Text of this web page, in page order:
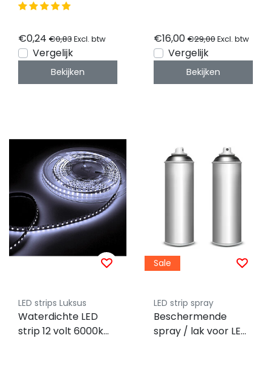
€0,24 €0,83Excl. btw
Vergelijk
Bekijken
Led/m IP65 5M Rol
€16,00 €29,00Excl. btw
Vergelijk
Bekijken
LED strips Luksus
Waterdichte LED
strip 12 volt 6000k
Sale
LED strip spray
Beschermende
spray / lak voor LED